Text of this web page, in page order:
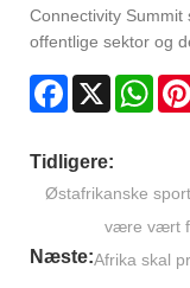
Connectivity Summit
offentlige sektor og
Facebook
X
Tidligere:
Østafrikanske
være vært
Næste:Afrika skal